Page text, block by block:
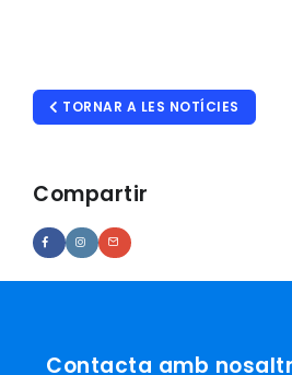
TORNAR A LES NOTÍCIES
Compartir
Contacta amb